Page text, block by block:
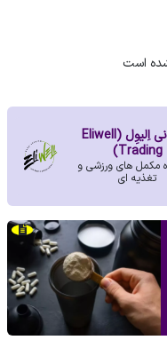
است
بازرگانی اِلیوِل (Eliwell
Trading)
مکمل های ورزشی و
تغذیه ای